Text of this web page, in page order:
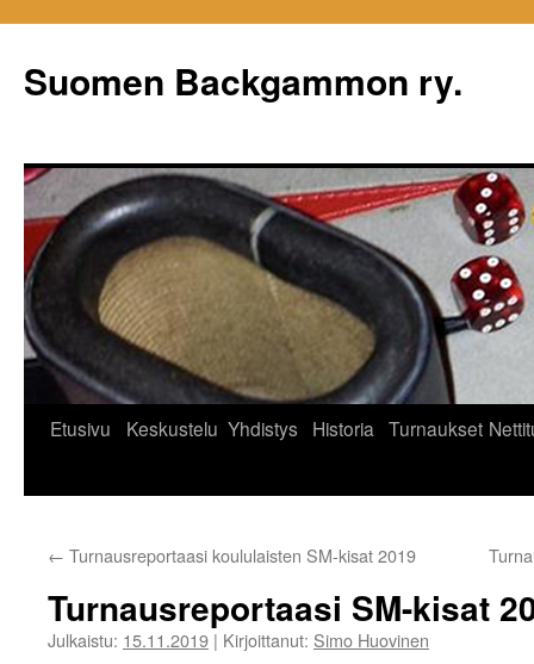
Suomen Backgammon ry.
Etusivu Keskustelu Yhdistys Historia Turnaukset
← Turnausreportaasi koululaisten SM-kisat 2019
Turnausreportaasi SM-kisat
Julkaistu: 15.11.2019 | Kirjoittanut: Simo Huovinen